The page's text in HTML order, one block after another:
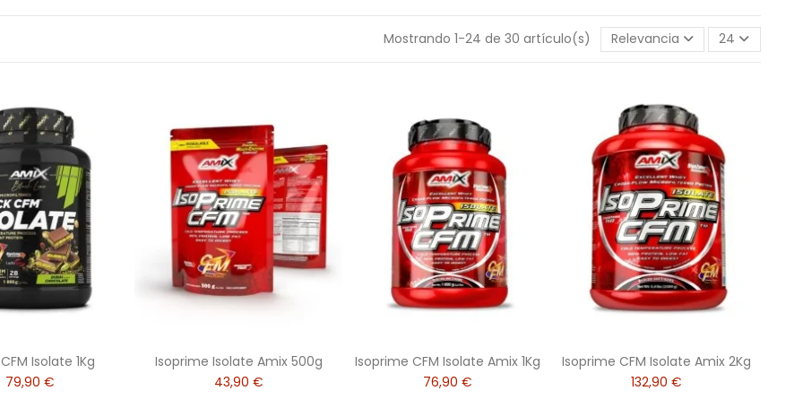
Mostrando 1-24 de 30 artículo(s) Relevancia 24
Isolate 1Kg
79,90 €
Isoprime Isolate Amix 500g
43,90 €
Isoprime CFM Isolate Amix 1Kg
76,90 €
Isoprime CFM Isolate Amix 2Kg
132,90 €